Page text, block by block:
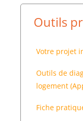
Outils
Votre projet
Outils de
logement
Fiche